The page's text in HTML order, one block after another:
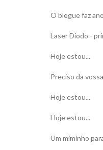
O blogue faz
Laser Diodo -
Hoje estou...
Preciso da
Hoje estou...
Hoje estou...
Um miminho